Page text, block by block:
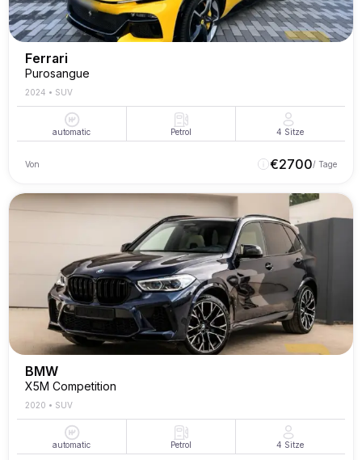
Ferrari
Purosangue
2024 • SUV
automatic Petrol 4 Sitze
Von €2700/ Tage
BMW
X5M Competition
2020 • SUV
automatic Petrol 4 Sitze